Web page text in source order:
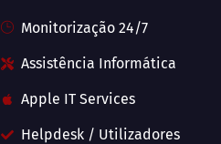
Monitorização 24/7
Assistência Informática
Apple IT Services
Helpdesk / Utilizadores